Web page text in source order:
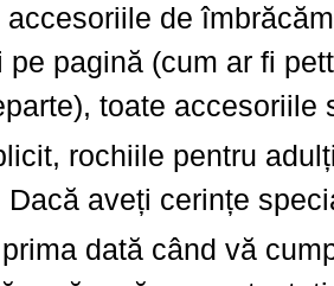
accesoriile de
pe pagină (cum ar fi
toate accesoriile
rochiile pentru
Dacă aveți cerințe
dată când vă